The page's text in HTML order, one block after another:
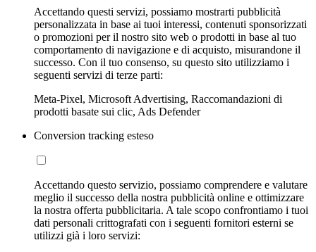
Accettando questi servizi, possiamo mostrarti pubblicità
personalizzata in base ai tuoi interessi, contenuti sponsorizzati
o promozioni per il nostro sito web o prodotti in base al tuo
comportamento di navigazione e di acquisto, misurandone il
successo. Con il tuo consenso, su questo sito utilizziamo i
seguenti servizi di terze parti:
Meta-Pixel, Microsoft Advertising, Raccomandazioni di
prodotti basate sui clic, Ads Defender
Conversion tracking esteso
Accettando questo servizio, possiamo comprendere e valutare
meglio il successo della nostra pubblicità online e ottimizzare
la nostra offerta pubblicitaria. A tale scopo confrontiamo i tuoi
dati personali crittografati con i seguenti fornitori esterni se
utilizzi già i loro servizi: